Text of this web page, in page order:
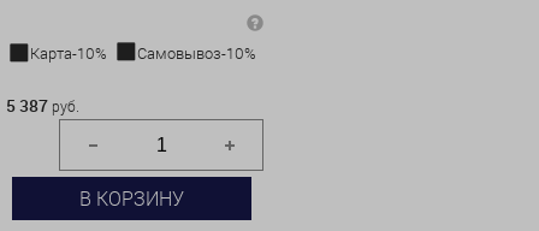
Карта-10%
Самовывоз-10%
5 387 руб.
В КОРЗИНУ